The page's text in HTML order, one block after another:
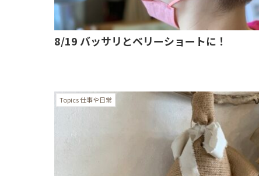
8/19 バッサリとベリーショートに！
Topics 仕事や日常